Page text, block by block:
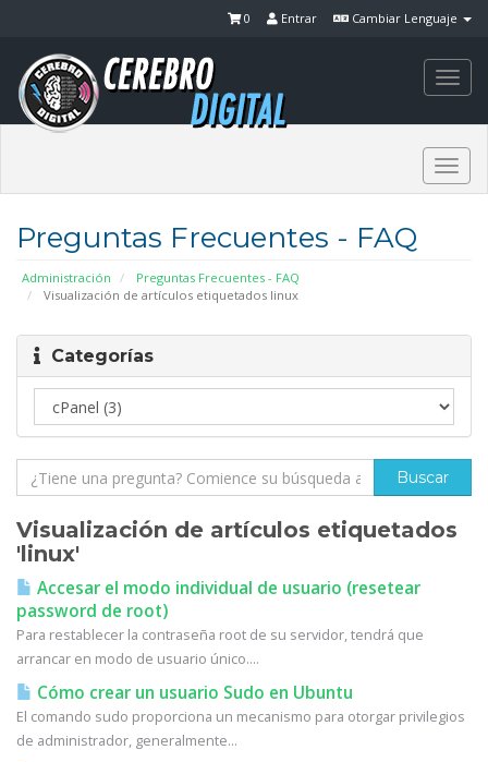
Cambiar Lenguaje
Entrar
0
Preguntas Frecuentes - FAQ
Administración
Preguntas Frecuentes - FAQ
Visualización de artículos etiquetados linux
Categorías
Visualización de artículos etiquetados
'linux'
Accesar el modo individual de usuario (resetear
password de root)
Para restablecer la contraseña root de su servidor, tendrá que
arrancar en modo de usuario único....
Cómo crear un usuario Sudo en Ubuntu
El comando sudo proporciona un mecanismo para otorgar privilegios
de administrador, generalmente...